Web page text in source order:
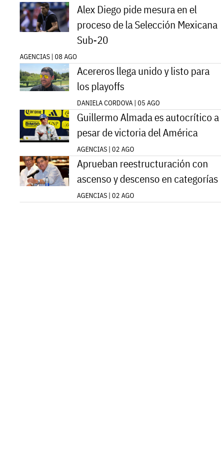
Alex Diego pide mesura en el
proceso de la Selección Mexicana
Sub-20
AGENCIAS | 08 AGO
Acereros llega unido y listo para
los playoffs
DANIELA CORDOVA | 05 AGO
Guillermo Almada es autocrítico a
pesar de victoria del América
AGENCIAS | 02 AGO
Aprueban reestructuración con
ascenso y descenso en categorías
AGENCIAS | 02 AGO